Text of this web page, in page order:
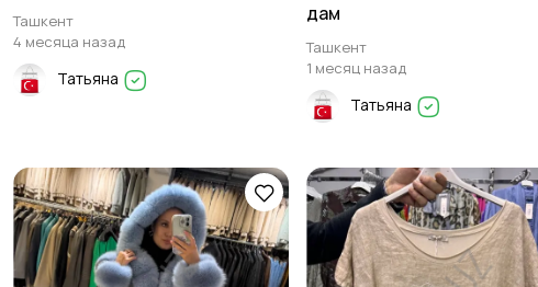
Ташкент
4 месяца назад
Татьяна
дам
Ташкент
1 месяц назад
Татьяна